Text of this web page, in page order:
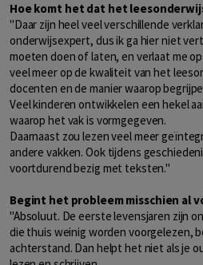
Hoe komt het dat het
"Daar zijn heel veel verschillende
onderwijsexpert, dus ik ga hier niet
moeten doen of laten, en verlaat me
veel meer op de kwaliteit van het
docenten en de manier waarop
Veel kinderen ontwikkelen een hekel
waarop het vak is vormgegeven.
Daarnaast zou lezen veel meer
andere vakken. Ook tijdens
voortdurend bezig met teksten."
Begint het probleem misschien al
"Absoluut. De eerste levensjaren zijn
die thuis weinig worden voorgelezen,
achterstand. Dan helpt het niet als je